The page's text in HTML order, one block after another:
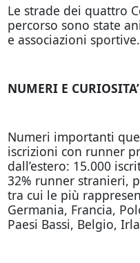
Le strade dei quattro
percorso sono state
e associazioni sportive.
NUMERI E
Numeri importanti
iscrizioni con runner
dall’estero: 15.000
32% runner stranieri,
tra cui le più
Germania, Francia,
Paesi Bassi, Belgio,